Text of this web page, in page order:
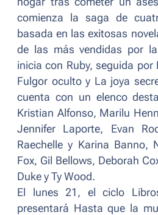
comienza la saga de
basada en las exitosas
de las más vendidas por
inicia con Ruby, seguida por
Fulgor oculto y La joya
cuenta con un elenco
Kristian Alfonso, Marilu
Jennifer Laporte, Evan
Raechelle y Karina Banno,
Fox, Gil Bellows, Deborah
Duke y Ty Wood.
El lunes 21, el ciclo
presentará Hasta que la